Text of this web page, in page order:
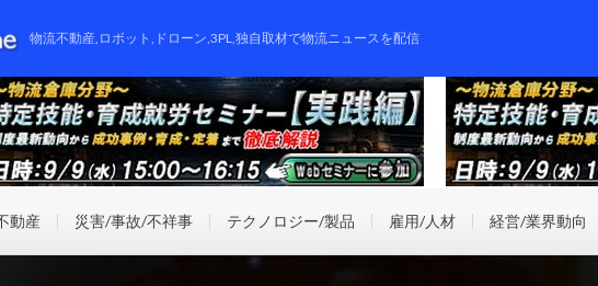
物流不動産,ロボット,ドローン,3PL,独自取材で物流ニュースを配信
動産 災害/事故/不祥事 テクノロジー/製品 雇用/人材 経営/業界動向